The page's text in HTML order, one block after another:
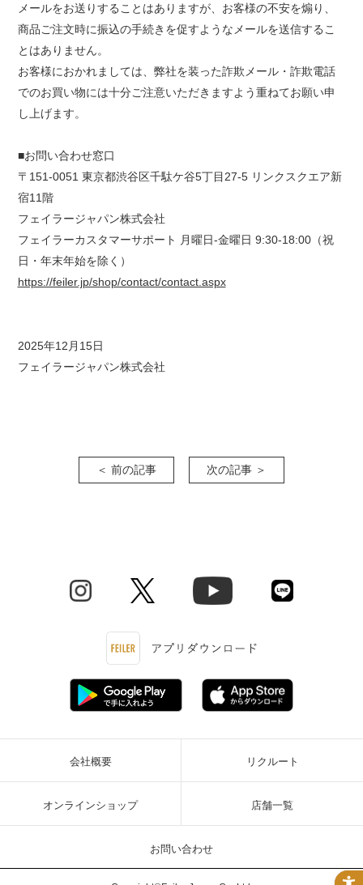
メールをお送りすることはありますが、お客様の不安を煽り、
商品ご注文時に振込の手続きを促すようなメールを送信するこ
とはありません。
お客様におかれましては、弊社を装った詐欺メール・詐欺電話
でのお買い物には十分ご注意いただきますよう重ねてお願い申
し上げます。
■お問い合わせ窓口
〒151-0051 東京都渋谷区千駄ケ谷5丁目27-5 リンクスクエア新
宿11階
フェイラージャパン株式会社
フェイラーカスタマーサポート 月曜日-金曜日 9:30‐18:00（祝
日・年末年始を除く）
https://feiler.jp/shop/contact/contact.aspx
2025年12月15日
フェイラージャパン株式会社
＜ 前の記事 次の記事 ＞
会社概要 リクルート
オンラインショップ 店舗一覧
お問い合わせ